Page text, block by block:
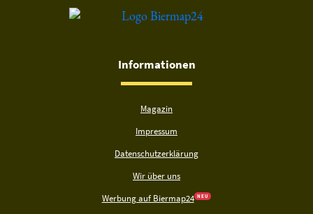
Informationen
Magazin
Impressum
Datenschutzerklärung
Wir über uns
Werbung auf Biermap24 N E U